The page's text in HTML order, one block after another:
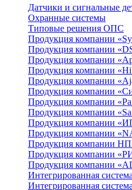
Датчики и сигнальные
Охранные системы
Типовые решения ОПС
Продукция компании
Продукция компании
Продукция компании
Продукция компании
Продукция компании
Продукция компании
Продукция компании
Продукция компании
Продукция компании
Продукция компании
Продукция компании
Продукция компании
Продукция компании
Интегрированная
Интегрированная